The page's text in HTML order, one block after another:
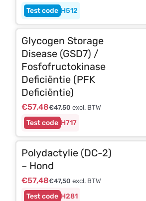
H512
H717
Glycogen Storage
Disease (GSD7) /
Fosfofructokinase
Deficiëntie (PFK
Deficiëntie)
€57,48€47,50 excl. BTW
H281
Polydactylie (DC-2)
– Hond
€57,48€47,50 excl. BTW